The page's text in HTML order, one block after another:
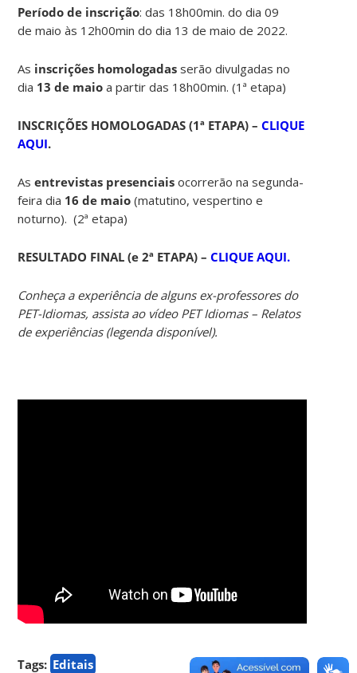
Período de inscrição: das 18h00min. do dia 09
de maio às 12h00min do dia 13 de maio de 2022.
As inscrições homologadas serão divulgadas no
dia 13 de maio a partir das 18h00min. (1ª etapa)
INSCRIÇÕES HOMOLOGADAS (1ª ETAPA) –CLIQUE
AQUI.
Asentrevistas presenciais ocorrerão na segunda-
feira dia 16 de maio (matutino, vespertino e
noturno). (2ª etapa)
RESULTADO FINAL (e 2ª ETAPA) –CLIQUE AQUI.
Conheça a experiência de alguns ex-professores do
PET-Idiomas, assista ao vídeo PET Idiomas – Relatos
de experiências (legenda disponível).
Tags: Editais